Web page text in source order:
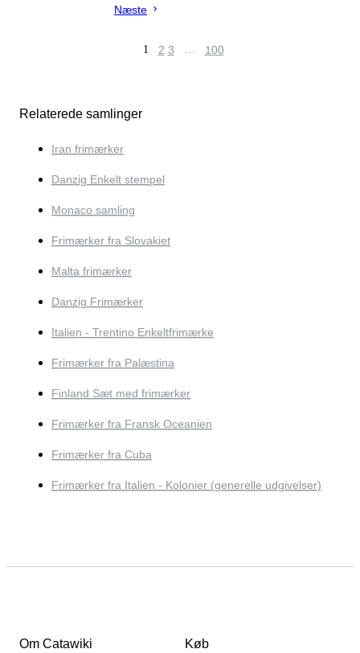
Næste
1 2 3 … 100
Relaterede samlinger
Iran frimærker
Danzig Enkelt stempel
Monaco samling
Frimærker fra Slovakiet
Malta frimærker
Danzig Frimærker
Italien - Trentino Enkeltfrimærke
Frimærker fra Palæstina
Finland Sæt med frimærker
Frimærker fra Fransk Oceanien
Frimærker fra Cuba
Frimærker fra Italien - Kolonier (generelle udgivelser)
Om Catawiki Køb